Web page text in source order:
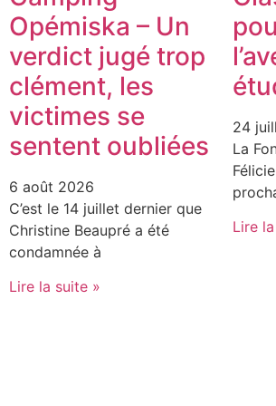
Opémiska – Un
verdict jugé trop
clément, les
victimes se
sentent oubliées
6 août 2026
C’est le 14 juillet dernier que
Christine Beaupré a été
condamnée à
Lire la suite »
24
La
Lire